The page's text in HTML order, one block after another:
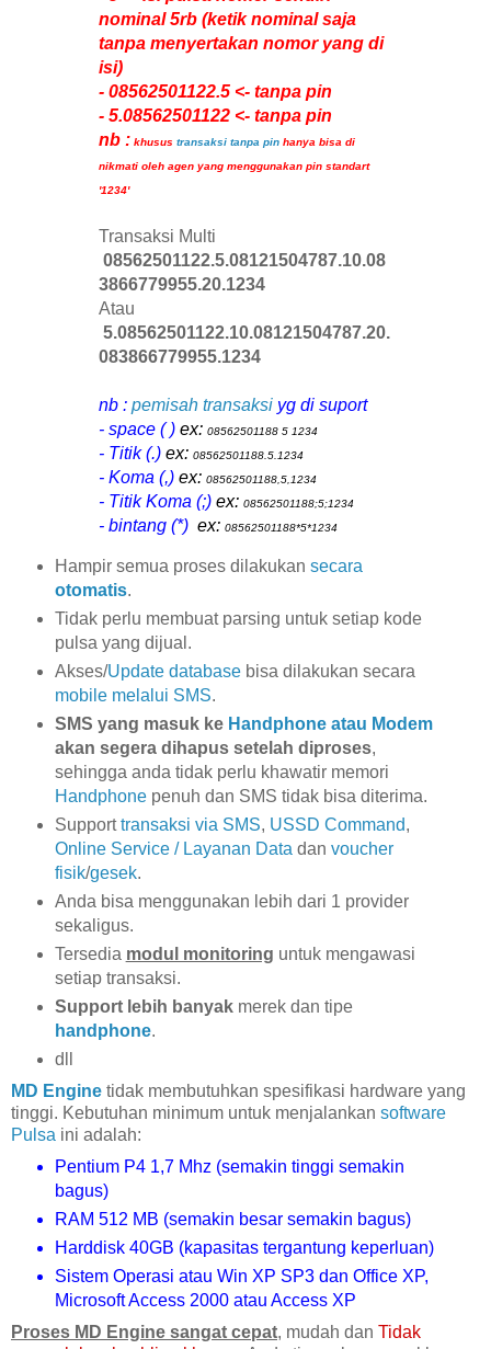
nominal 5rb (ketik nominal saja
tanpa menyertakan nomor yang di
isi)
- 08562501122.5 <- tanpa pin
- 5.08562501122 <- tanpa pin
nb : khusus transaksi tanpa pinhanya bisa di
nikmati oleh agen yang menggunakan pin standart
'1234'
Transaksi Multi
08562501122.5.08121504787.10.08
3866779955.20.1234
Atau
5.08562501122.10.08121504787.20.
083866779955.1234
nb : pemisah transaksiyg di suport
- space ( ) ex: 08562501188 5 1234
- Titik (.) ex: 08562501188.5.1234
- Koma (,) ex: 08562501188,5,1234
- Titik Koma (;) ex: 08562501188;5;1234
- bintang (*) ex: 08562501188*5*1234
Hampir semua proses dilakukan secara
otomatis.
Tidak perlu membuat parsing untuk setiap kode
pulsa yang dijual.
Akses/Update databasebisa dilakukan secara
mobile melalui SMS.
SMS yang masuk ke Handphone atau Modem
akan segera dihapus setelah diproses,
sehingga anda tidak perlu khawatir memori
Handphonepenuh dan SMS tidak bisa diterima.
Supporttransaksi via SMS, USSD Command,
Online Service / Layanan Data dan voucher
fisik/gesek.
Anda bisa menggunakan lebih dari 1 provider
sekaligus.
Tersedia modul monitoring untuk mengawasi
setiap transaksi.
Support lebih banyakmerek dan tipe
handphone.
dll
MD Engine tidak membutuhkan spesifikasi hardware yang
tinggi. Kebutuhan minimum untuk menjalankan software
Pulsa ini adalah:
Pentium P4 1,7 Mhz (semakin tinggi semakin
bagus)
RAM 512 MB (semakin besar semakin bagus)
Harddisk 40GB (kapasitas tergantung keperluan)
Sistem Operasi atau Win XP SP3 dan Office XP,
Microsoft Access 2000 atau Access XP
Proses MD Engine sangat cepat, mudah dan Tidak